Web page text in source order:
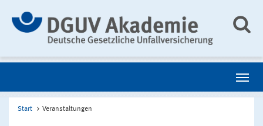
Start Veranstaltungen